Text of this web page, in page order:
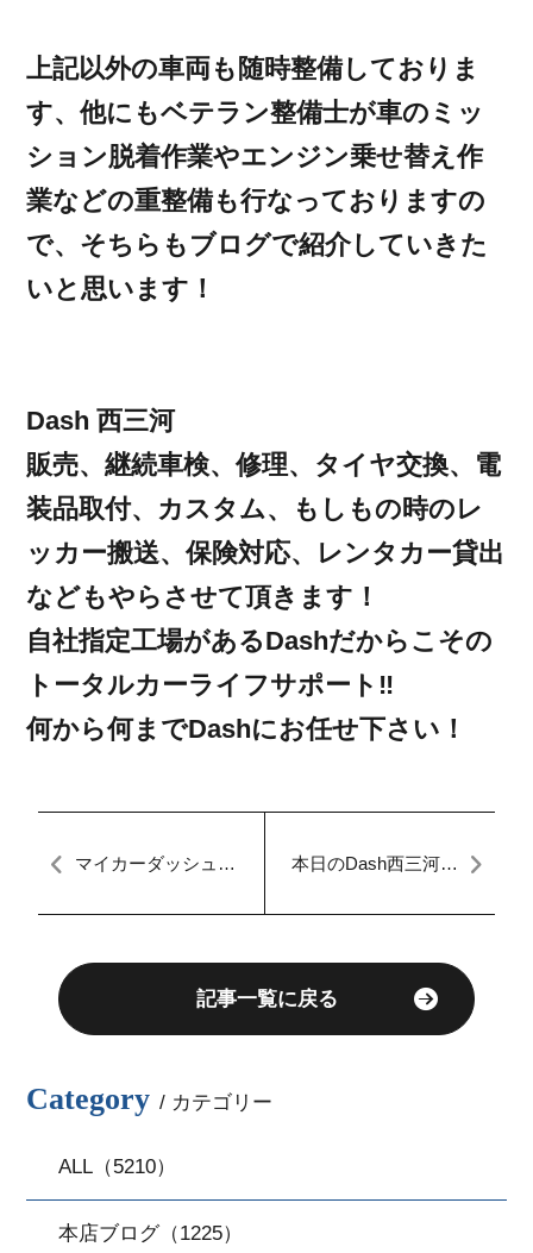
上記以外の車両も随時整備しておりま
す、他にもベテラン整備士が車のミッ
ション脱着作業やエンジン乗せ替え作
業などの重整備も行なっておりますの
で、そちらもブログで紹介していきた
いと思います！
Dash 西三河
販売、継続車検、修理、タイヤ交換、電
装品取付、カスタム、もしもの時のレ
ッカー搬送、保険対応、レンタカー貸出
などもやらさせて頂きます！
自社指定工場があるDashだからこその
トータルカーライフサポート‼︎
何から何までDashにお任せ下さい！
マイカーダッシュ名
本日のDash西三河店
無し・自社ローン】
記事一覧に戻る
Category / カテゴリー
ALL（5210）
本店ブログ（1225）